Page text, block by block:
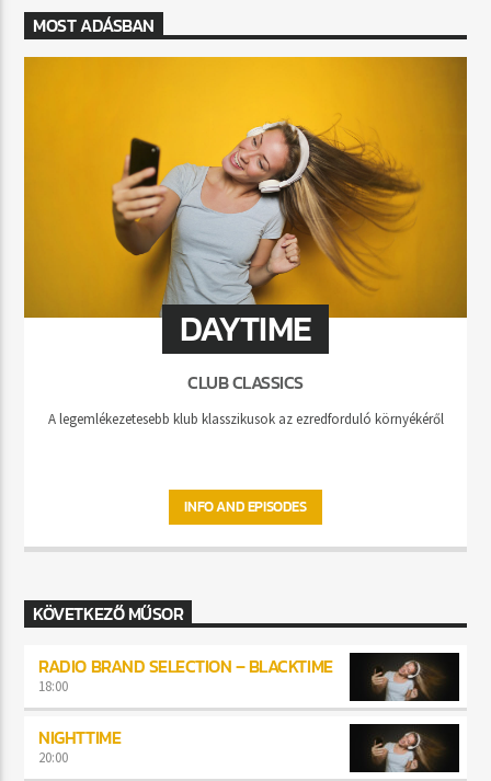
MOST ADÁSBAN
DAYTIME
CLUB CLASSICS
A legemlékezetesebb klub klasszikusok az ezredforduló környékéről
INFO AND EPISODES
KÖVETKEZŐ MŰSOR
RADIO BRAND SELECTION – BLACKTIME
18:00
NIGHTTIME
20:00